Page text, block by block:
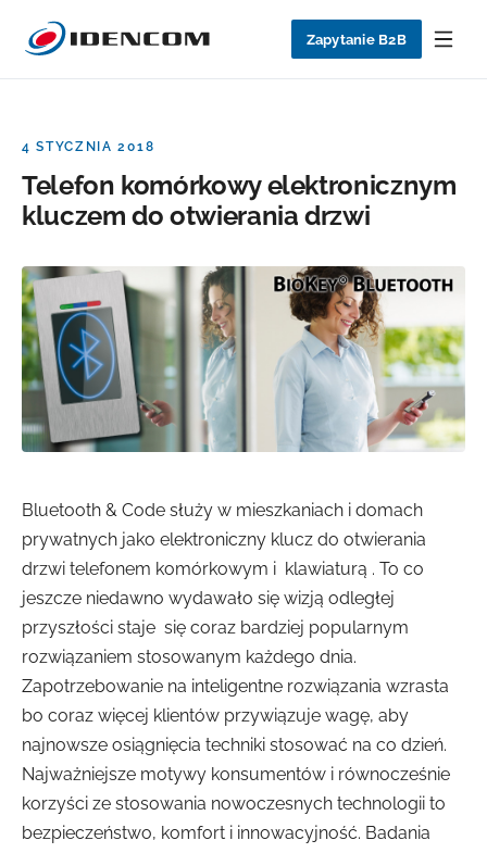
Zapytanie B2B
4 STYCZNIA 2018
Telefon komórkowy elektronicznym
kluczem do otwierania drzwi
Bluetooth & Code służy w mieszkaniach i domach
prywatnych jako elektroniczny klucz do otwierania
drzwi telefonem komórkowym i klawiaturą . To co
jeszcze niedawno wydawało się wizją odległej
przyszłości staje się coraz bardziej popularnym
rozwiązaniem stosowanym każdego dnia.
Zapotrzebowanie na inteligentne rozwiązania wzrasta
bo coraz więcej klientów przywiązuje wagę, aby
najnowsze osiągnięcia techniki stosować na co dzień.
Najważniejsze motywy konsumentów i równocześnie
korzyści ze stosowania nowoczesnych technologii to
bezpieczeństwo, komfort i innowacyjność. Badania